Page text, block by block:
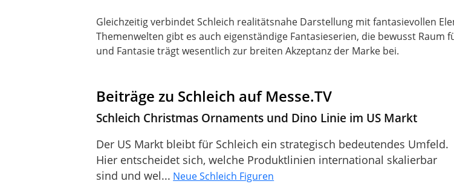
Gleichzeitig verbindet Schleich realitätsnahe Darstellung mit fantasievollen
Themenwelten gibt es auch eigenständige Fantasieserien, die bewusst Raum
und Fantasie trägt wesentlich zur breiten Akzeptanz der Marke bei.
Beiträge zu Schleich auf Messe.TV
Schleich Christmas Ornaments und Dino Linie im US Markt
Der US Markt bleibt für Schleich ein strategisch bedeutendes Umfeld.
Hier entscheidet sich, welche Produktlinien international skalierbar
sind und wel... Neue Schleich Figuren